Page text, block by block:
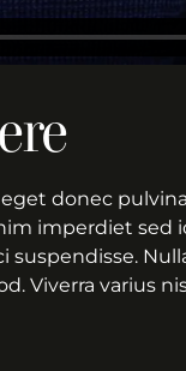
donec
imperdiet sed
Viverra varius